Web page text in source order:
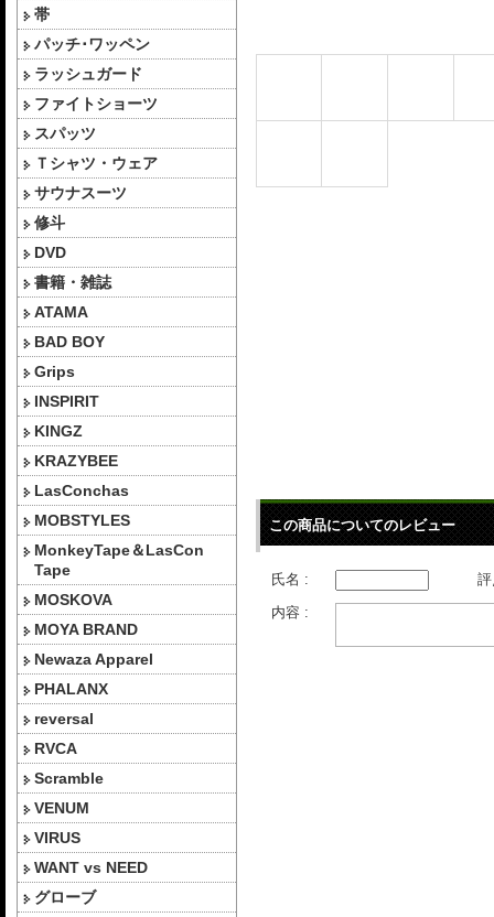
帯
パッチ･ワッペン
ラッシュガード
ファイトショーツ
スパッツ
Ｔシャツ・ウェア
サウナスーツ
修斗
DVD
書籍・雑誌
ATAMA
BAD BOY
Grips
INSPIRIT
KINGZ
KRAZYBEE
LasConchas
MOBSTYLES
MonkeyTape＆LasCon
Tape
MOSKOVA
MOYA BRAND
Newaza Apparel
PHALANX
reversal
RVCA
Scramble
VENUM
VIRUS
WANT vs NEED
グローブ
この商品についてのレビュー
氏名 :
内容 :